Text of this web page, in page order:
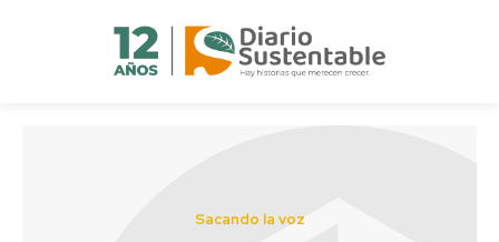
Sacando la voz